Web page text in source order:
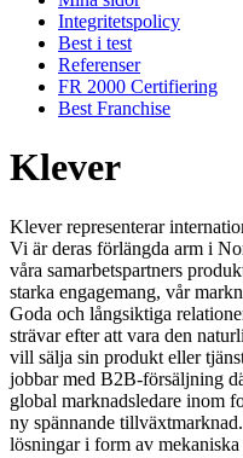
Integritetspolicy
Best i test
Referenser
FR 2000 Certifiering
Best Franchise
Klever
Klever representerar
Vi är deras förlängda arm i
våra samarbetspartners
starka engagemang, vår
Goda och långsiktiga
strävar efter att vara den
vill sälja sin produkt eller
jobbar med B2B-försäljning
global marknadsledare inom
ny spännande
lösningar i form av